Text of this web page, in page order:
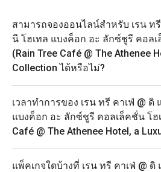
ซึ่งรังสรรค์โดยทีมเชฟมากฝีมือ อีก
หลาย พร้อมตัวเลือกเพื่อสุขภาพ เช่
สด ที่ให้แขกสามารถเลือกผักและผลไ
อาหาร และแม้แต่โต๊ะที่นั่งประจำ ท
ประทับใจ
ทีมครัวนำโดย เชฟบิ๊ก (Chef Big)
ความหลงใหลในการทำอาหารอย่า
beverage packages or
All prices are in THB and are
service charges unless
special conditions.
our famous seafood grand
for hygiene and cleanliness
taking additional steps to
guests and associates.
สามารถจองออนไลน์สำหรับ เรน ท
นี โฮเทล แบงค็อก อะ ลักซ์ชูรี คอล
(Rain Tree Café @ The Athenee
Collection ได้หรือไม่?
เวลาทำการของ เรน ทรี คาเฟ่ @ ดิ
แบงค็อก อะ ลักซ์ชูรี คอลเล็คชั่น โฮ
Café @ The Athenee Hotel, a
แพ็คเกจใดบ้างที่ เรน ทรี คาเฟ่ @ ดิ